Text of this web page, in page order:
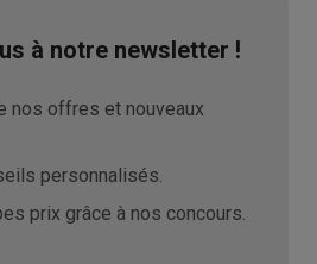
à notre newsletter !
nos offres et nouveaux
personnalisés.
prix grâce à nos concours.